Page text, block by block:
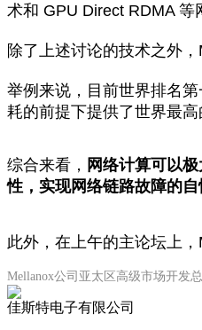
术和 GPU Direct RDMA 等
除了上述讨论的技术之外，
举例来说，目前世界排名
耗的前提下提供了世界最高
综合来看， 网络计算可以
性，实现网络链路故障的自
此外，在上午的主论坛上，
Mellanox公司亚太区高级市场开发
佳斯特电子有限公司